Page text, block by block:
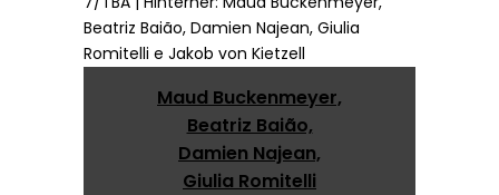
Maud Buckenmeyer,
Beatriz Baião,
Damien Najean,
Giulia Romitelli